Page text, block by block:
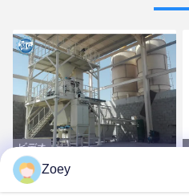
ビデオ
砂のセメントの添加物の
混合のための産業ミキサ
Zoey